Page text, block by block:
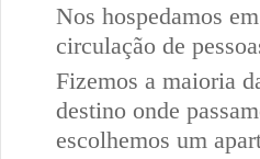
Nos hospedamos
circulação de
Fizemos a maioria
destino onde
escolhemos um